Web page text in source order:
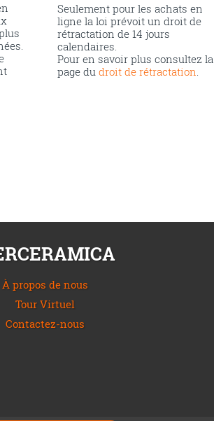
Seulement pour les achats en
ligne la loi prévoit un droit de
rétractation de 14 jours
calendaires.
Pour en savoir plus consultez la
page dudroit de rétractation.
À propos de nous
Tour Virtuel
Contactez-nous